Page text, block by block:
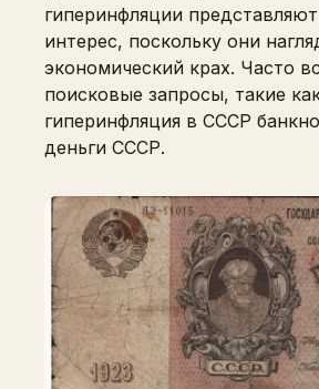
гиперинфляции
интерес, поскольку они
экономический крах. Часто
поисковые запросы, такие
гиперинфляция в СССР
деньги СССР.